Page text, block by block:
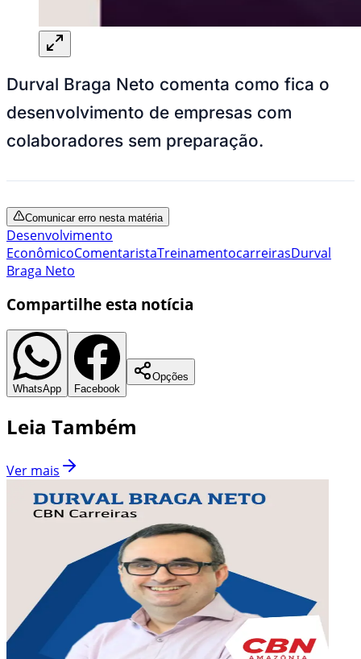
Durval Braga Neto comenta como fica o
desenvolvimento de empresas com
colaboradores sem preparação.
Comunicar erro nesta matéria
Desenvolvimento
EconômicoComentaristaTreinamentocarreirasDurval
Braga Neto
Compartilhe esta notícia
WhatsApp Facebook
Opções
Leia Também
Ver mais